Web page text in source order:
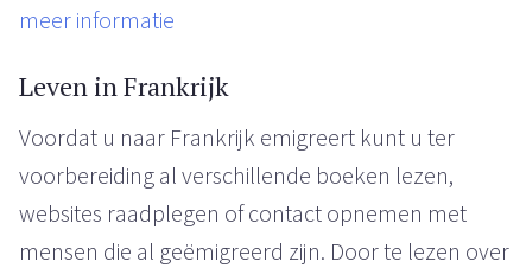
meer informatie
Leven in Frankrijk
Voordat u naar Frankrijk emigreert kunt u ter
voorbereiding al verschillende boeken lezen,
websites raadplegen of contact opnemen met
mensen die al geëmigreerd zijn. Door te lezen over